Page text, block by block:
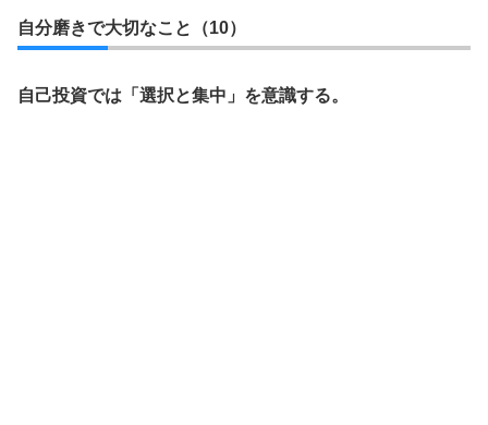
自分磨きで大切なこと（10）
自己投資では「選択と集中」を意識する。